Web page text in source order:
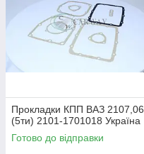
Прокладки КПП ВАЗ 2107,06
(5ти) 2101-1701018 Україна
Готово до відправки